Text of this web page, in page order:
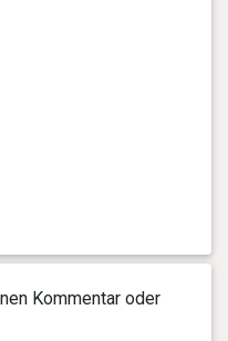
Kommentar oder